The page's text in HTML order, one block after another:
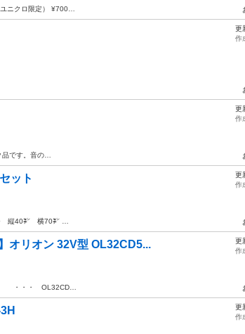
ニクロ限定） ¥700…
更
作
です。音の…
更
作
ット
縦40㌢ 横70㌢ …
更
作
オリオン 32V型 OL32CD5...
・・・ OL32CD…
更
作
更
作